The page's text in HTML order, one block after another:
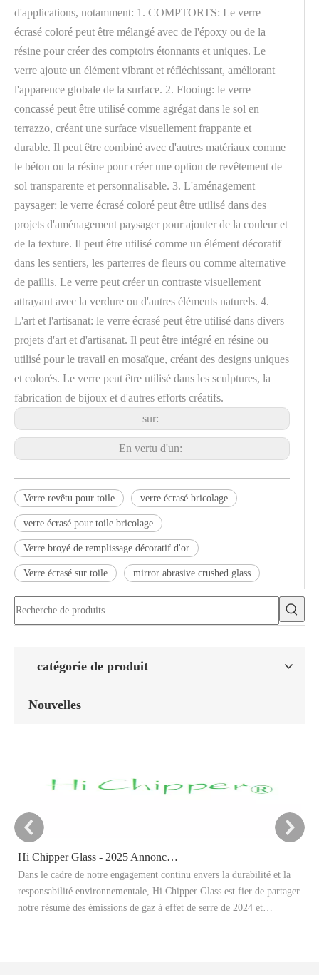
d'applications, notamment: 1. COMPTORTS: Le verre
écrasé coloré peut être mélangé avec de l'époxy ou de la
résine pour créer des comptoirs étonnants et uniques. Le
verre ajoute un élément vibrant et réfléchissant, améliorant
l'apparence globale de la surface. 2. Flooing: le verre
concassé peut être utilisé comme agrégat dans le sol en
terrazzo, créant une surface visuellement frappante et
durable. Il peut être combiné avec d'autres matériaux comme
le béton ou la résine pour créer une option de revêtement de
sol transparente et personnalisable. 3. L'aménagement
paysager: le verre écrasé coloré peut être utilisé dans des
projets d'aménagement paysager pour ajouter de la couleur et
de la texture. Il peut être utilisé comme un élément décoratif
dans les sentiers, les parterres de fleurs ou comme alternative
de paillis. Le verre peut créer un contraste visuellement
attrayant avec la verdure ou d'autres éléments naturels. 4.
L'art et l'artisanat: le verre écrasé peut être utilisé dans divers
projets d'art et d'artisanat. Il peut être intégré en résine ou
utilisé pour le travail en mosaïque, créant des designs uniques
et colorés. Le verre peut être utilisé dans les sculptures, la
fabrication de bijoux et d'autres efforts créatifs.
sur:
En vertu d'un:
Verre revêtu pour toile verre écrasé bricolage
verre écrasé pour toile bricolage
Verre broyé de remplissage décoratif d'or
Verre écrasé sur toile mirror abrasive crushed glass
catégorie de produit
Nouvelles
Hi Chipper Glass - 2025 Annonce cible de réduction du carbone
Dans le cadre de notre engagement continu envers la durabilité et la
responsabilité environnementale, Hi Chipper Glass est fier de partager
notre résumé des émissions de gaz à effet de serre de 2024 et